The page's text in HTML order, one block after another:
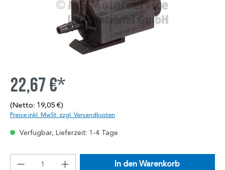
22,67 €*
(Netto: 19,05 €)
Preise inkl. MwSt. zzgl. Versandkosten
Verfügbar, Lieferzeit: 1-4 Tage
In den Warenkorb